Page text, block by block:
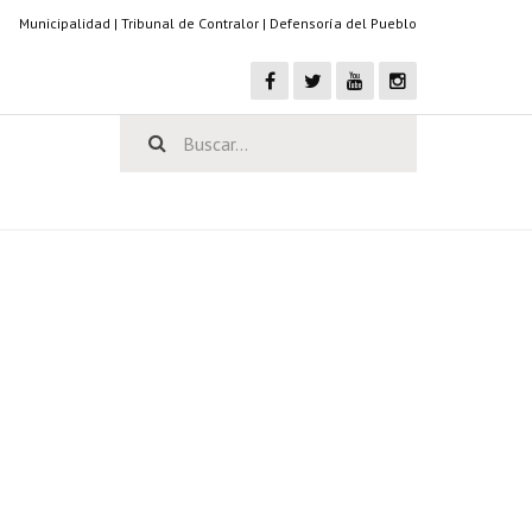
Municipalidad | Tribunal de Contralor | Defensoría del Pueblo